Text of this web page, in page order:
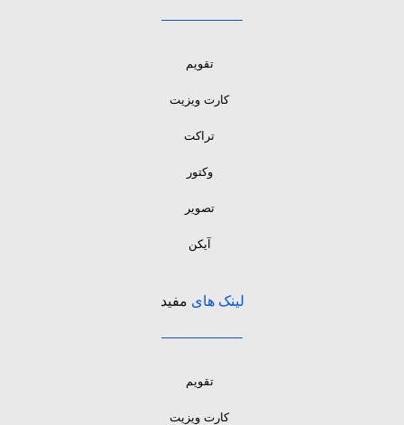
تقویم
کارت ویزیت
تراکت
وکتور
تصویر
آیکن
لینک های مفید
تقویم
کارت ویزیت